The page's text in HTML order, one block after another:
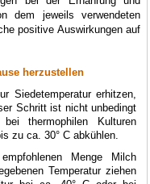
dem jeweils verwendeten
positive Auswirkungen auf
herzustellen
Siedetemperatur erhitzen,
Schritt ist nicht unbedingt
thermophilen Kulturen
zu ca. 30° C abkühlen.
Menge Milch
Temperatur ziehen